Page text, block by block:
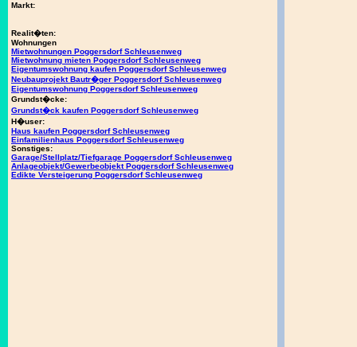
Markt:
Realit�ten:
Wohnungen
Mietwohnungen Poggersdorf Schleusenweg
Mietwohnung mieten Poggersdorf Schleusenweg
Eigentumswohnung kaufen Poggersdorf Schleusenweg
Neubauprojekt Bautr�ger Poggersdorf Schleusenweg
Eigentumswohnung Poggersdorf Schleusenweg
Grundst�cke:
Grundst�ck kaufen Poggersdorf Schleusenweg
H�user:
Haus kaufen Poggersdorf Schleusenweg
Einfamilienhaus Poggersdorf Schleusenweg
Sonstiges:
Garage/Stellplatz/Tiefgarage Poggersdorf Schleusenweg
Anlageobjekt/Gewerbeobjekt Poggersdorf Schleusenweg
Edikte Versteigerung Poggersdorf Schleusenweg